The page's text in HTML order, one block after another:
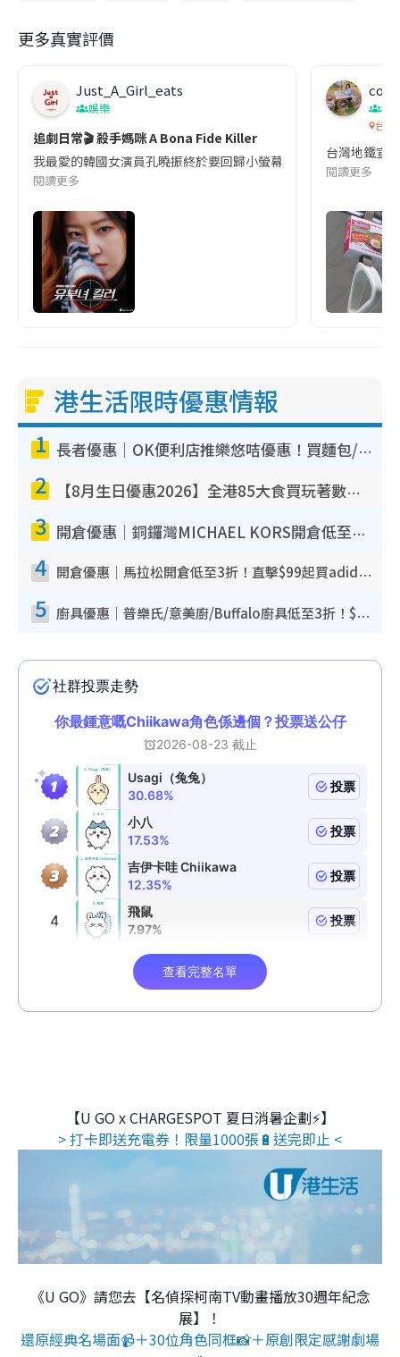
更多真實評價
Just_A_Girl_eats
娛樂
追劇日常🎬 殺手媽咪 A Bona Fide Killer
我最愛的韓國女演員孔曉振終於要回歸小螢幕啦!這次的劇本改編
閱讀更多
co
吹
台灣
台灣地鐵宣
閱讀更多
港生活限時優惠情報
1 長者優惠｜OK便利店推樂悠咭優惠！買麵包/牛奶/保健品拍卡即減
2 【8月生日優惠2026】全港85大食買玩著數攻略 自助餐/火鍋放題同行免費＋誠品/DONKI送現金券
3 開倉優惠｜銅鑼灣MICHAEL KORS開倉低至17折！直擊$500起買手袋/銀包/鞋款 必買經典Jet Set系列
4 開倉優惠｜馬拉松開倉低至3折！直擊$99起買adidas／New Balance／Puma鞋款 STANLEY保溫杯劈價至$119起
5 廚具優惠｜普樂氏/意美廚/Buffalo廚具低至3折！$89起買煎鍋／炒鑊／個人鍋 同場小家電激減至$99起
【U GO x CHARGESPOT 夏日消暑企劃⚡】
> 打卡即送充電券！限量1000張🔋送完即止 <
《U GO》請您去【名偵探柯南TV動畫播放30週年紀念
展】！
還原經典名場面📹＋30位角色同框📸＋原創限定感謝劇場